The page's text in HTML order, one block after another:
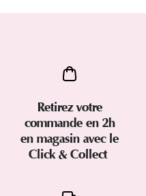
Retirez votre
commande en 2h
en magasin avec le
Click & Collect